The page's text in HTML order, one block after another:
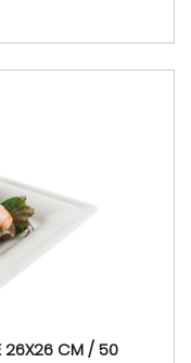
26X26 CM / 50